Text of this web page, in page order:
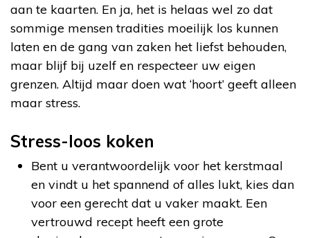
aan te kaarten. En ja, het is helaas wel zo dat
sommige mensen tradities moeilijk los kunnen
laten en de gang van zaken het liefst behouden,
maar blijf bij uzelf en respecteer uw eigen
grenzen. Altijd maar doen wat ‘hoort’ geeft alleen
maar stress.
Stress-loos koken
Bent u verantwoordelijk voor het kerstmaal
en vindt u het spannend of alles lukt, kies dan
voor een gerecht dat u vaker maakt. Een
vertrouwd recept heeft een grote